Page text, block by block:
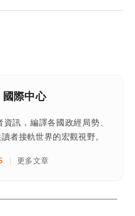
國際中心
訊，編譯各國政經局勢、
者接軌世界的宏觀視野。
更多文章